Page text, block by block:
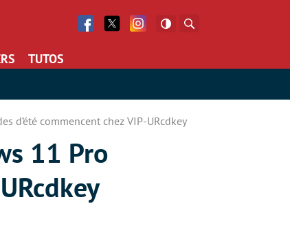
Facebook
Twitter Facebook
TUTOS
d’été commencent chez VIP-URcdkey
11 Pro